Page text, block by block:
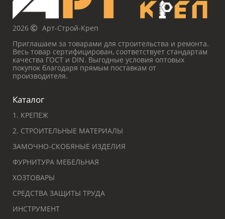
2026
Арт-Строй-Креп
Приглашаем за товарами для строительства и ремонта.
Весь товар сертифицирован, соответствует стандартам
качества ГОСТ и DIN. Выгодные условия оптовых
покупок благодаря прямым поставкам от
производителя.
Каталог
1. КРЕПЕЖ
2. СТРОИТЕЛЬНЫЕ МАТЕРИАЛЫ
ЗАМОЧНО-СКОБЯНЫЕ ИЗДЕЛИЯ
ФУРНИТУРА МЕБЕЛЬНАЯ
ХОЗТОВАРЫ
СРЕДСТВА ЗАЩИТЫ ТРУДА
ИНСТРУМЕНТ